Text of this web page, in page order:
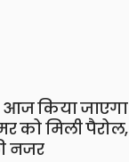
किया जाएगा
को मिली पैरोल,
नजर